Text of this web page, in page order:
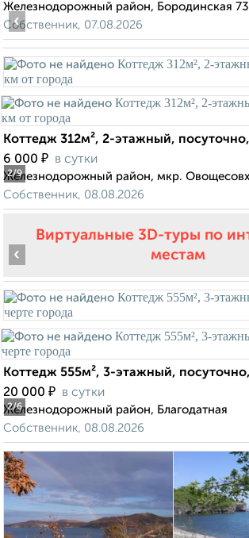
Железнодорожный район, Бородинская 73
Собственник, 07.08.2026
2/9
‹
Коттедж 312м², 2-этажный,
6 000 ₽ в сутки
Железнодорожный район, мкр.
Собственник, 08.08.2026
Виртуальные 3D-туры по
местам
2/6
‹
Коттедж 555м², 3-этажный,
20 000 ₽ в сутки
Железнодорожный район, Благодатная
Собственник, 08.08.2026